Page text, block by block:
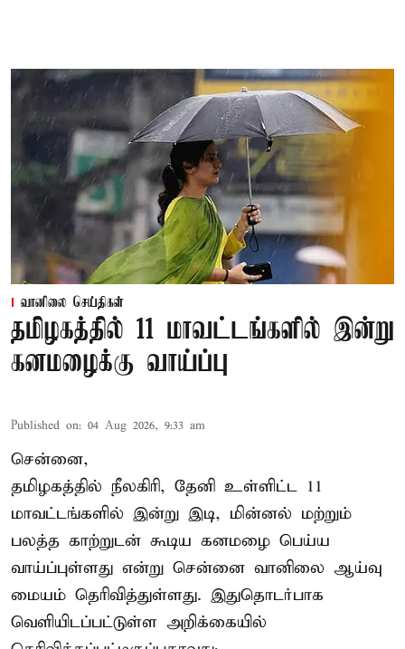
வானிலை செய்திகள்
தமிழகத்தில் 11 மாவட்டங்களில் இன்று
கனமழைக்கு வாய்ப்பு
Published on: 04 Aug 2026, 9:33 am
சென்னை,
தமிழகத்தில் நீலகிரி, தேனி உள்ளிட்ட 11
மாவட்டங்களில் இன்று இடி, மின்னல் மற்றும்
பலத்த காற்றுடன் கூடிய கனமழை பெய்ய
வாய்ப்புள்ளது என்று சென்னை வானிலை ஆய்வு
மையம் தெரிவித்துள்ளது. இதுதொடர்பாக
வெளியிடப்பட்டுள்ள அறிக்கையில்